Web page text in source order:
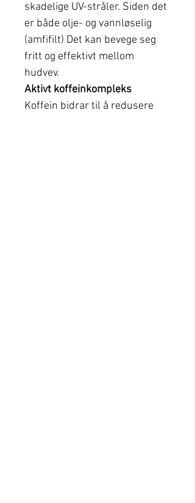
skadelige UV-stråler. Siden det
er både olje- og vannløselig
(amfifilt) Det kan bevege seg
fritt og effektivt mellom
hudvev.
Aktivt koffeinkompleks
Koffein bidrar til å redusere